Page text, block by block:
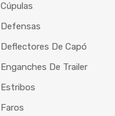
Cúpulas
Defensas
Deflectores De Capó
Enganches De Trailer
Estribos
Faros